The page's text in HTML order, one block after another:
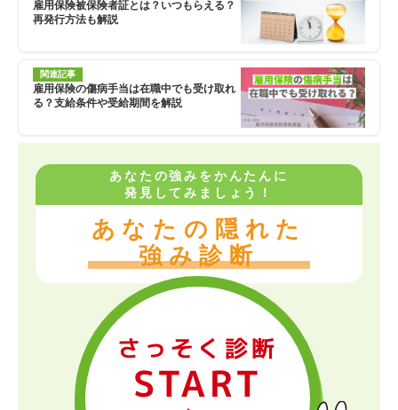
雇用保険被保険者証とは？いつもらえる？
再発行方法も解説
関連記事
雇用保険の傷病手当は在職中でも受け取れ
る？支給条件や受給期間を解説
あなたの強みをかんたんに
発見してみましょう！
あなたの隠れた
強み診断
さっそく診断
START